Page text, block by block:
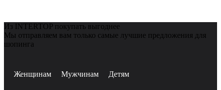
Из INTERTOP покупать выгоднее
Мы отправляем вам только самые лучшие предложения для
шопинга
Женщинам Мужчинам Детям